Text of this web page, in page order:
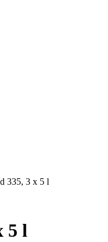
335, 3 x 5 l
5 l